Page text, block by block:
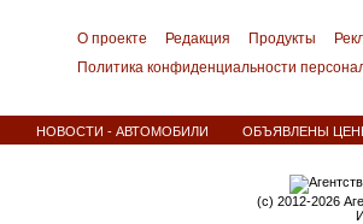
О проекте Редакция Продукты
Политика конфиденциальности
НОВОСТИ - АВТОМОБИЛИ ОБЪЯВЛЕНЫ
(c) 2012-2026